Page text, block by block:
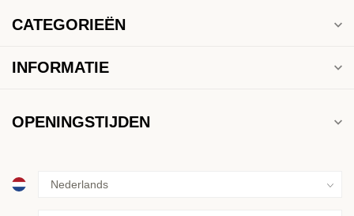
CATEGORIEËN
INFORMATIE
OPENINGSTIJDEN